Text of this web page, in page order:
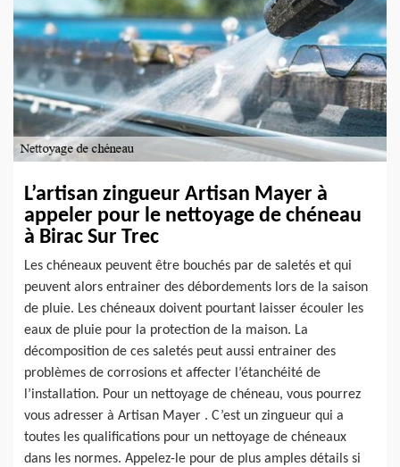
L’artisan zingueur Artisan Mayer à
appeler pour le nettoyage de chéneau
à Birac Sur Trec
Les chéneaux peuvent être bouchés par de saletés et qui
peuvent alors entrainer des débordements lors de la saison
de pluie. Les chéneaux doivent pourtant laisser écouler les
eaux de pluie pour la protection de la maison. La
décomposition de ces saletés peut aussi entrainer des
problèmes de corrosions et affecter l’étanchéité de
l’installation. Pour un nettoyage de chéneau, vous pourrez
vous adresser à Artisan Mayer . C’est un zingueur qui a
toutes les qualifications pour un nettoyage de chéneaux
dans les normes. Appelez-le pour de plus amples détails si